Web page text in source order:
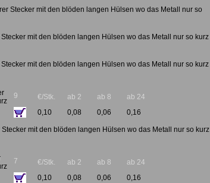
Stecker mit den blöden langen Hülsen wo das Metall nur so
mit den blöden langen Hülsen wo das Metall nur so kurz
mit den blöden langen Hülsen wo das Metall nur so kurz
9
€/Stk.
0,10
ab 2
0,08
ab 8
0,06
ab 24
0,16
mit den blöden langen Hülsen wo das Metall nur so kurz
7
€/Stk.
0,10
ab 2
0,08
ab 8
0,06
ab 24
0,16